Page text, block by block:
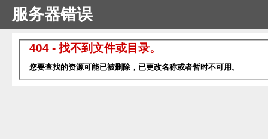
服务器错误
404 - 找不到文件或目录。
您要查找的资源可能已被删除，已更改名称或者暂时不可用。